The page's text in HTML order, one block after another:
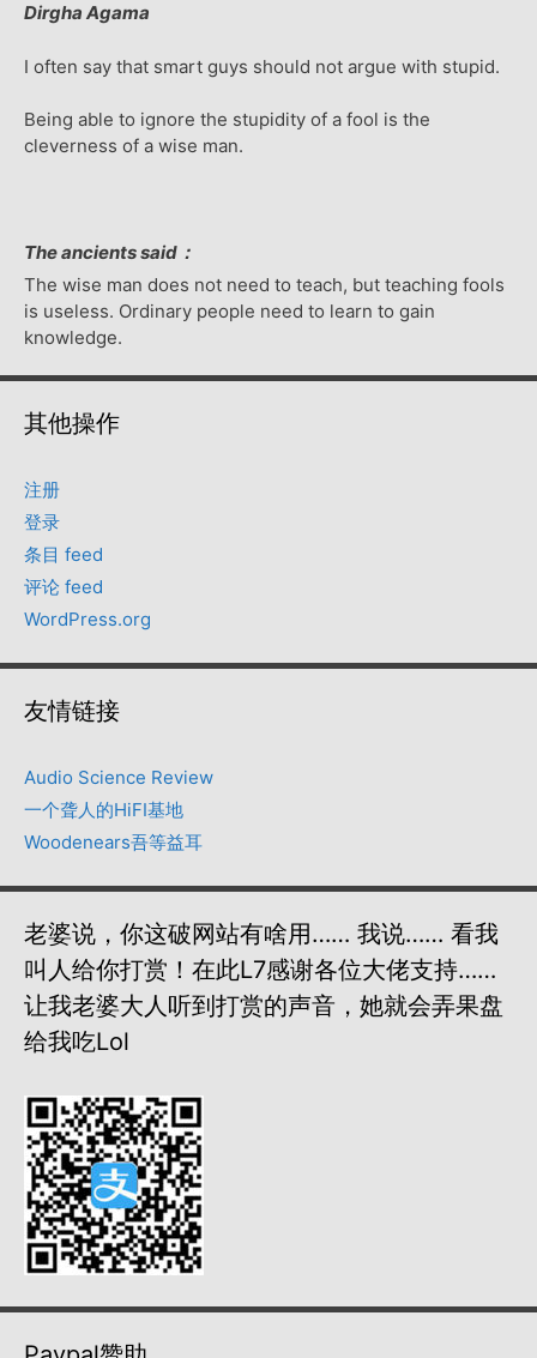
Dirgha Agama
I often say that smart guys should not argue with stupid.
Being able to ignore the stupidity of a fool is the
cleverness of a wise man.
The ancients said：
The wise man does not need to teach, but teaching fools
is useless. Ordinary people need to learn to gain
knowledge.
其他操作
注册
登录
条目 feed
评论 feed
WordPress.org
友情链接
Audio Science Review
一个聋人的HiFI基地
Woodenears吾等益耳
老婆说，你这破网站有啥用…… 我说…… 看我
叫人给你打赏！在此L7感谢各位大佬支持……
让我老婆大人听到打赏的声音，她就会弄果盘
给我吃lol